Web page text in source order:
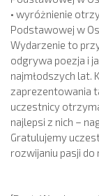
• wyróżnienie
Podstawowej w
Wydarzenie to
odgrywa poezja i
najmłodszych lat.
zaprezentowania
uczestnicy
najlepsi z nich –
Gratulujemy
rozwijaniu pasji do